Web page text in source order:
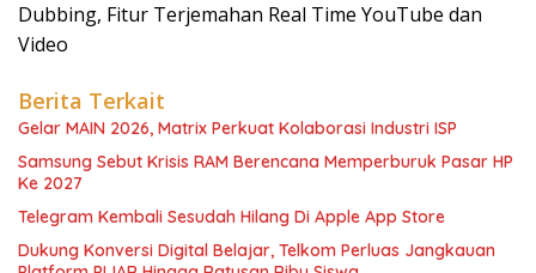
Dubbing, Fitur Terjemahan Real Time YouTube dan
Video
Berita Terkait
Gelar MAIN 2026, Matrix Perkuat Kolaborasi Industri ISP
Samsung Sebut Krisis RAM Berencana Memperburuk Pasar HP
Ke 2027
Telegram Kembali Sesudah Hilang Di Apple App Store
Dukung Konversi Digital Belajar, Telkom Perluas Jangkauan